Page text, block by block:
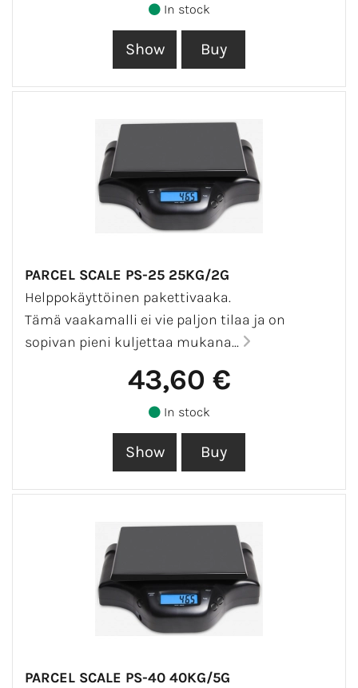
In stock
PARCEL SCALE PS-25 25KG/2G
Helppokäyttöinen pakettivaaka.
Tämä vaakamalli ei vie paljon tilaa ja on
sopivan pieni kuljettaa mukana...
43,60 €
In stock
PARCEL SCALE PS-40 40KG/5G